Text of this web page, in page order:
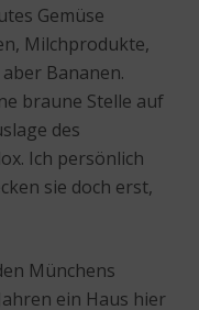
Gemüse
Milchprodukte,
Bananen.
braune Stelle auf
des
Ich persönlich
sie doch erst,
Münchens
ein Haus hier